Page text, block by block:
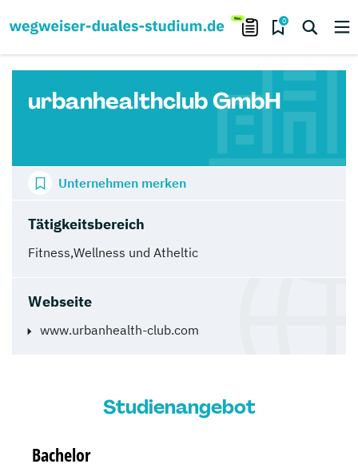
0
urbanhealthclub GmbH
Tätigkeitsbereich
Fitness,Wellness und Atheltic
Webseite
www.urbanhealth-club.com
Unternehmen merken
Studienangebot
Bachelor